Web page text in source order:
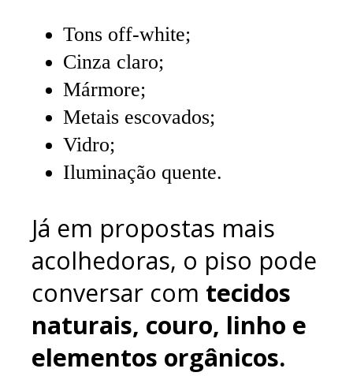
Tons off-white;
Cinza claro;
Mármore;
Metais escovados;
Vidro;
Iluminação quente.
Já em propostas mais
acolhedoras, o piso pode
conversar com tecidos
naturais, couro, linho e
elementos orgânicos.